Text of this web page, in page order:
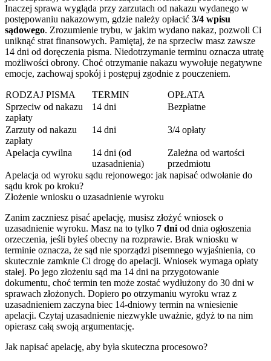
Inaczej sprawa wygląda przy zarzutach od nakazu wydanego w
postępowaniu nakazowym, gdzie należy opłacić 3/4 wpisu
sądowego. Zrozumienie trybu, w jakim wydano nakaz, pozwoli Ci
uniknąć strat finansowych. Pamiętaj, że na sprzeciw masz zawsze
14 dni od doręczenia pisma. Niedotrzymanie terminu oznacza utratę
możliwości obrony. Choć otrzymanie nakazu wywołuje negatywne
emocje, zachowaj spokój i postępuj zgodnie z pouczeniem.
RODZAJ PISMA TERMIN
OPŁATA
Sprzeciw od nakazu
zapłaty
14 dni Bezpłatne
Zarzuty od nakazu
zapłaty
14 dni 3/4 opłaty
Apelacja cywilna
14 dni (od
uzasadnienia)
Zależna od wartości
przedmiotu
Apelacja od wyroku sądu rejonowego: jak napisać odwołanie do
sądu krok po kroku?
Złożenie wniosku o uzasadnienie wyroku
Zanim zaczniesz pisać apelację, musisz złożyć wniosek o
uzasadnienie wyroku. Masz na to tylko 7 dni od dnia ogłoszenia
orzeczenia, jeśli byłeś obecny na rozprawie. Brak wniosku w
terminie oznacza, że sąd nie sporządzi pisemnego wyjaśnienia, co
skutecznie zamknie Ci drogę do apelacji. Wniosek wymaga opłaty
stałej. Po jego złożeniu sąd ma 14 dni na przygotowanie
dokumentu, choć termin ten może zostać wydłużony do 30 dni w
sprawach złożonych. Dopiero po otrzymaniu wyroku wraz z
uzasadnieniem zaczyna biec 14-dniowy termin na wniesienie
apelacji. Czytaj uzasadnienie niezwykle uważnie, gdyż to na nim
opierasz całą swoją argumentację.
Jak napisać apelację, aby była skuteczna procesowo?